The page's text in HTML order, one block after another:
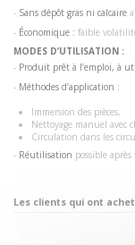
- Sans dépôt gras ni calcaire
- Économique : faible
MODES D’UTILISATION :
- Produit prêt à l’emploi, à
- Méthodes d’application :
Immersion des pièces,
Nettoyage manuel avec
Circulation dans les
- Réutilisation possible après
Les clients qui ont